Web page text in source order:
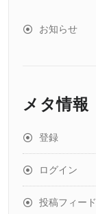
お知らせ
メタ情報
登録
ログイン
投稿フィード